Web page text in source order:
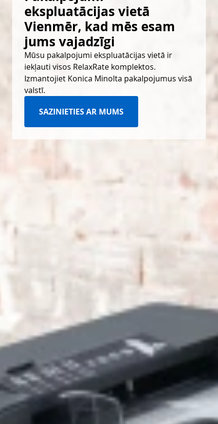
ekspluatācijas vietā
Vienmēr, kad mēs esam
jums vajadzīgi
Mūsu pakalpojumi ekspluatācijas vietā ir
iekļauti visos RelaxRate komplektos.
Izmantojiet Konica Minolta pakalpojumus visā
valstī.
SAZINIETIES AR MUMS